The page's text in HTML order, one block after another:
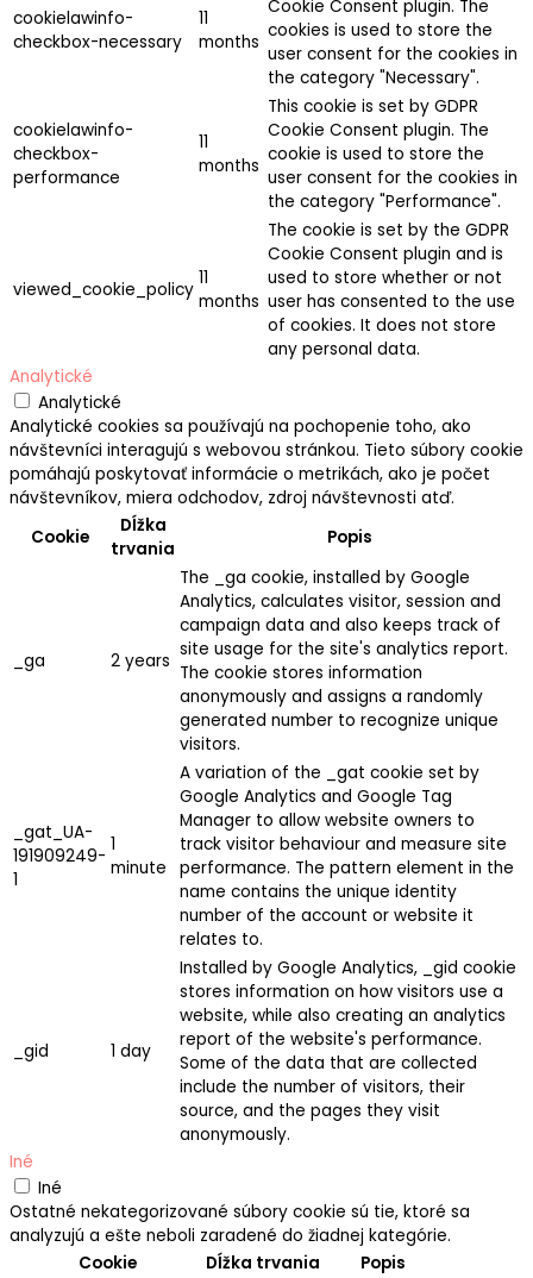
cookielawinfo-
checkbox-necessary
11
months
Cookie Consent plugin. The
cookies is used to store the
user consent for the cookies in
the category "Necessary".
cookielawinfo-
checkbox-
performance
11
months
This cookie is set by GDPR
Cookie Consent plugin. The
cookie is used to store the
user consent for the cookies in
the category "Performance".
viewed_cookie_policy
11
months
The cookie is set by the GDPR
Cookie Consent plugin and is
used to store whether or not
user has consented to the use
of cookies. It does not store
any personal data.
Analytické
Analytické
Analytické cookies sa používajú na pochopenie toho, ako
návštevníci interagujú s webovou stránkou. Tieto súbory cookie
pomáhajú poskytovať informácie o metrikách, ako je počet
návštevníkov, miera odchodov, zdroj návštevnosti atď.
Cookie
Dĺžka
trvania
Popis
_ga 2 years
The _ga cookie, installed by Google
Analytics, calculates visitor, session and
campaign data and also keeps track of
site usage for the site's analytics report.
The cookie stores information
anonymously and assigns a randomly
generated number to recognize unique
visitors.
_gat_UA-
191909249-
1
1
minute
A variation of the _gat cookie set by
Google Analytics and Google Tag
Manager to allow website owners to
track visitor behaviour and measure site
performance. The pattern element in the
name contains the unique identity
number of the account or website it
relates to.
_gid 1 day
Installed by Google Analytics, _gid cookie
stores information on how visitors use a
website, while also creating an analytics
report of the website's performance.
Some of the data that are collected
include the number of visitors, their
source, and the pages they visit
anonymously.
Iné
Iné
Ostatné nekategorizované súbory cookie sú tie, ktoré sa
analyzujú a ešte neboli zaradené do žiadnej kategórie.
Cookie
Dĺžka trvania
Popis